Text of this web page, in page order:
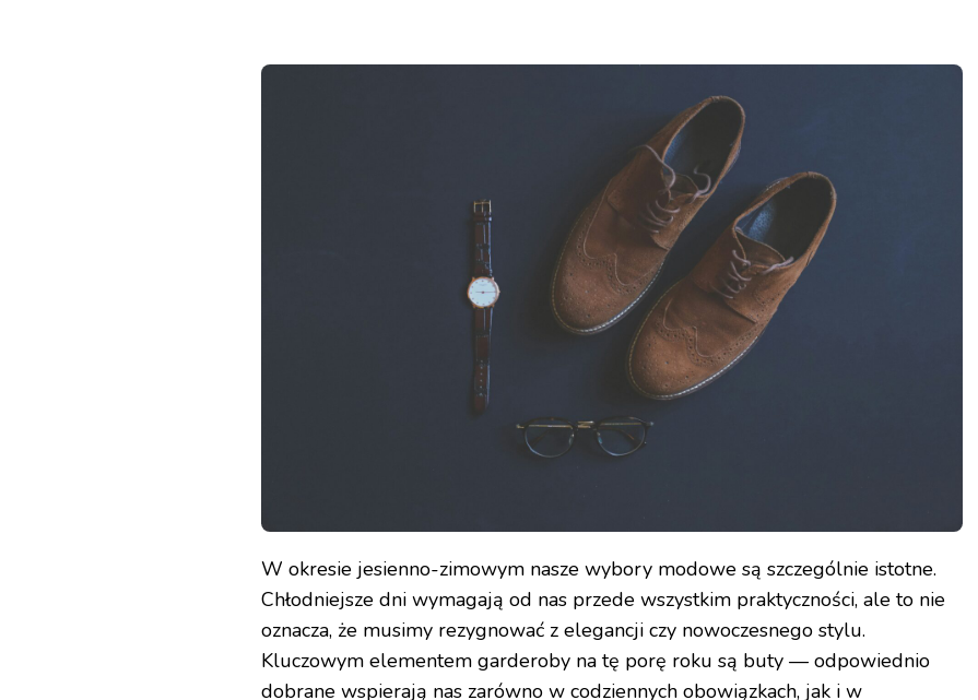
W okresie jesienno-zimowym nasze wybory modowe są szczególnie istotne.
Chłodniejsze dni wymagają od nas przede wszystkim praktyczności, ale to nie
oznacza, że musimy rezygnować z elegancji czy nowoczesnego stylu.
Kluczowym elementem garderoby na tę porę roku są buty — odpowiednio
dobrane wspierają nas zarówno w codziennych obowiązkach, jak i w